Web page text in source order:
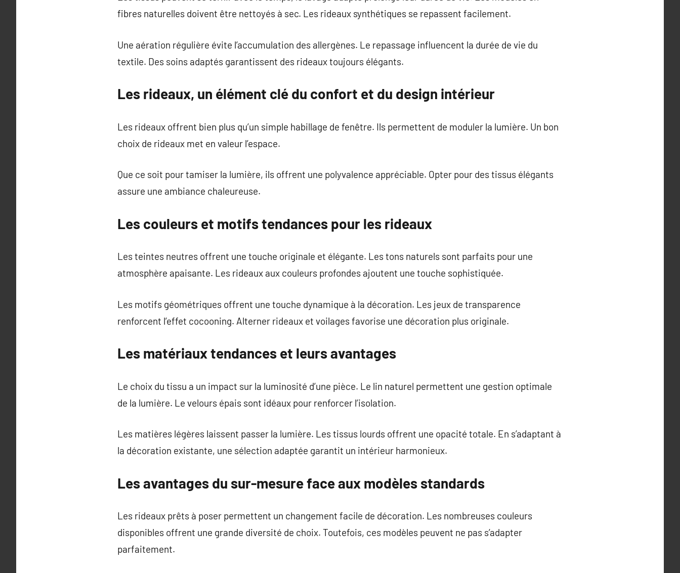
fibres naturelles doivent être nettoyés à sec. Les rideaux synthétiques se repassent facilement.
Une aération régulière évite l’accumulation des allergènes. Le repassage influencent la durée de vie du
textile. Des soins adaptés garantissent des rideaux toujours élégants.
Les rideaux, un élément clé du confort et du design intérieur
Les rideaux offrent bien plus qu’un simple habillage de fenêtre. Ils permettent de moduler la lumière. Un bon
choix de rideaux met en valeur l’espace.
Que ce soit pour tamiser la lumière, ils offrent une polyvalence appréciable. Opter pour des tissus élégants
assure une ambiance chaleureuse.
Les couleurs et motifs tendances pour les rideaux
Les teintes neutres offrent une touche originale et élégante. Les tons naturels sont parfaits pour une
atmosphère apaisante. Les rideaux aux couleurs profondes ajoutent une touche sophistiquée.
Les motifs géométriques offrent une touche dynamique à la décoration. Les jeux de transparence
renforcent l’effet cocooning. Alterner rideaux et voilages favorise une décoration plus originale.
Les matériaux tendances et leurs avantages
Le choix du tissu a un impact sur la luminosité d’une pièce. Le lin naturel permettent une gestion optimale
de la lumière. Le velours épais sont idéaux pour renforcer l’isolation.
Les matières légères laissent passer la lumière. Les tissus lourds offrent une opacité totale. En s’adaptant à
la décoration existante, une sélection adaptée garantit un intérieur harmonieux.
Les avantages du sur-mesure face aux modèles standards
Les rideaux prêts à poser permettent un changement facile de décoration. Les nombreuses couleurs
disponibles offrent une grande diversité de choix. Toutefois, ces modèles peuvent ne pas s’adapter
parfaitement.